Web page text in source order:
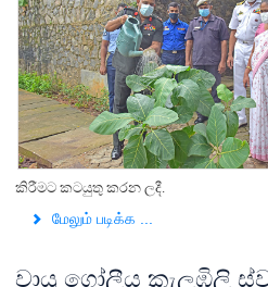
කිරීමට කටයුතු කරන ලදී.
மேலும் படிக்க ...
වායු ගෝලීය කැලඹිලි